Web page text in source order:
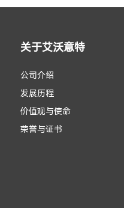
关于艾沃意特
公司介绍
发展历程
价值观与使命
荣誉与证书